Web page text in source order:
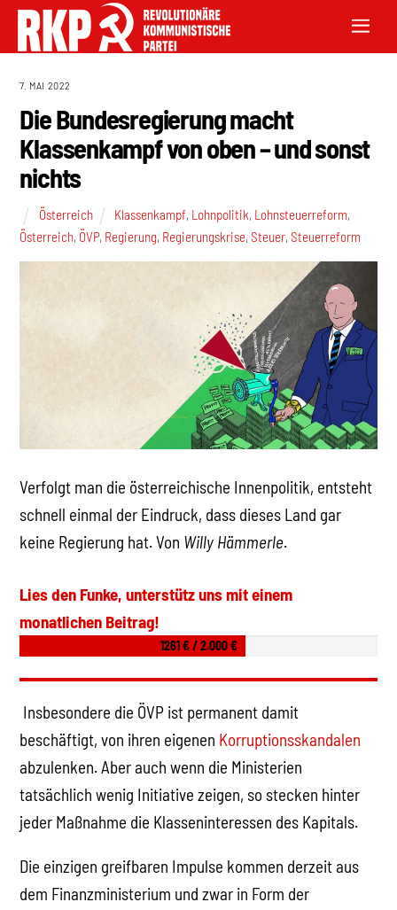
7. MAI 2022
Die Bundesregierung macht
Klassenkampf von oben – und sonst
nichts
Österreich Klassenkampf, Lohnpolitik, Lohnsteuerreform,
Österreich, ÖVP, Regierung, Regierungskrise,Steuer,Steuerreform
Verfolgt man die österreichische Innenpolitik, entsteht
schnell einmal der Eindruck, dass dieses Land gar
keine Regierung hat. Von Willy Hämmerle.
Lies den Funke, unterstütz uns mit einem
monatlichen Beitrag!
1261 € / 2.000 €
Insbesondere die ÖVP ist permanent damit
beschäftigt, von ihren eigenen Korruptionsskandalen
abzulenken. Aber auch wenn die Ministerien
tatsächlich wenig Initiative zeigen, so stecken hinter
jeder Maßnahme die Klasseninteressen des Kapitals.
Die einzigen greifbaren Impulse kommen derzeit aus
dem Finanzministerium und zwar in Form der